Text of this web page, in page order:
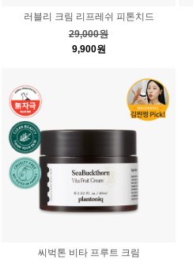
러블리 크림 리프레쉬 피톤치드
29,000원
9,900원
씨벅톤 비타 프루트 크림